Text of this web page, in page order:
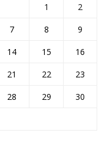
1
2
7 8
9
14 15
16
21 22
23
28 29
30